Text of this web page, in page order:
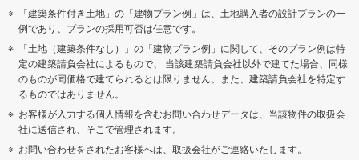
「建築条件付き土地」の「建物プラン例」は、土地購入者の設計プランの一
例であり、プランの採用可否は任意です。
「土地（建築条件なし）」の「建物プラン例」に関して、そのプラン例は特
定の建築請負会社によるもので、 当該建築請負会社以外で建てた場合、同様
のものが同価格で建てられるとは限りません。また、建築請負会社を特定す
るものではありません。
お客様が入力する個人情報を含むお問い合わせデータは、当該物件の取扱会
社に送信され、そこで管理されます。
お問い合わせをされたお客様へは、取扱会社がご連絡いたします。